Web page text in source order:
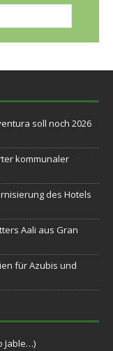
soll noch 2026
kommunaler
des Hotels
Aali aus Gran
für Azubis und
Jable…)